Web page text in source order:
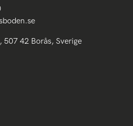
507 42 Borås, Sverige